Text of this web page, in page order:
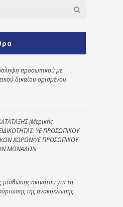
προσωπικού με
δικαίου ορισμένου
(Μερικής
ΥΕ ΠΡΟΣΩΠΙΚΟΥ
ΧΩΡΩΝ/ΥΕ ΠΡΟΣΩΠΙΚΟΥ
ΜΟΝΑΔΩΝ
ακινήτου για τη
της ανακύκλωσης